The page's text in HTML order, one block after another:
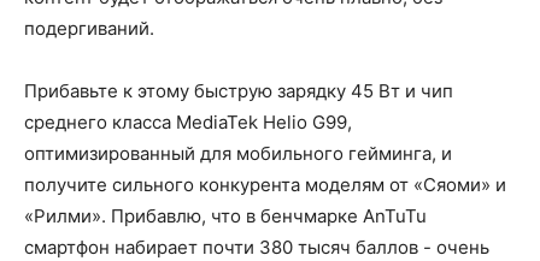
подергиваний.
Прибавьте к этому быструю зарядку 45 Вт и чип
среднего класса MediaTek Helio G99,
оптимизированный для мобильного гейминга, и
получите сильного конкурента моделям от «Сяоми» и
«Рилми». Прибавлю, что в бенчмарке AnTuTu
смартфон набирает почти 380 тысяч баллов - очень